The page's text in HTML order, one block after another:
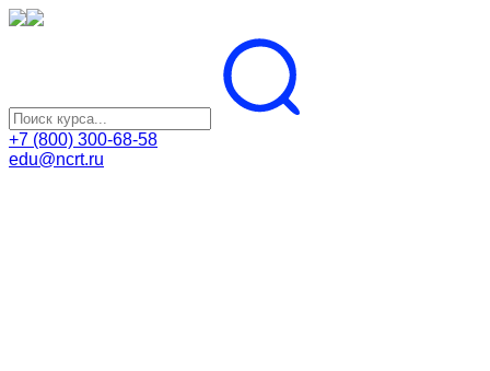
+7 (800) 300-68-58
edu@ncrt.ru